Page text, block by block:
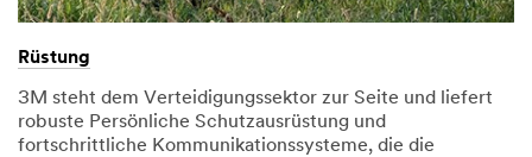
Rüstung
3M steht dem Verteidigungssektor zur Seite und liefert
robuste Persönliche Schutzausrüstung und
fortschrittliche Kommunikationssysteme, die die